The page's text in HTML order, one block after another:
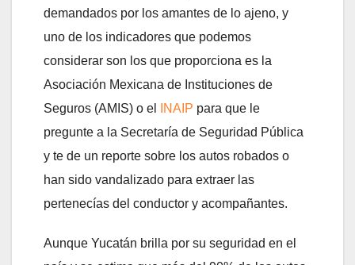
demandados por los amantes de lo ajeno, y
uno de los indicadores que podemos
considerar son los que proporciona es la
Asociación Mexicana de Instituciones de
Seguros (AMIS) o el
INAIP para que le
pregunte a la Secretaría de Seguridad Pública
y te de un reporte sobre los autos robados o
han sido vandalizado para extraer las
pertenecías del conductor y acompañantes.
Aunque Yucatán brilla por su seguridad en el